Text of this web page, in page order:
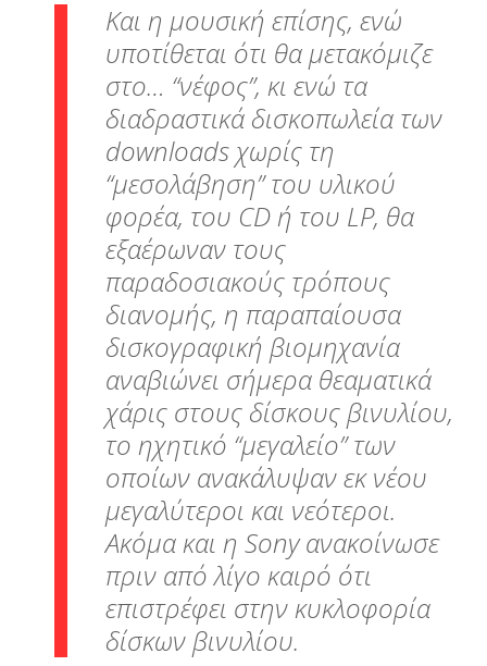
Και η μουσική επίσης, ενώ
υποτίθεται ότι θα μετακόμιζε
στο… “νέφος”, κι ενώ τα
διαδραστικά δισκοπωλεία των
downloads χωρίς τη
“μεσολάβηση” του υλικού
φορέα, του CD ή του LP, θα
εξαέρωναν τους
παραδοσιακούς τρόπους
διανομής, η παραπαίουσα
δισκογραφική βιομηχανία
αναβιώνει σήμερα θεαματικά
χάρις στους δίσκους βινυλίου,
το ηχητικό “μεγαλείο” των
οποίων ανακάλυψαν εκ νέου
μεγαλύτεροι και νεότεροι.
Ακόμα και η Sony ανακοίνωσε
πριν από λίγο καιρό ότι
επιστρέφει στην κυκλοφορία
δίσκων βινυλίου.